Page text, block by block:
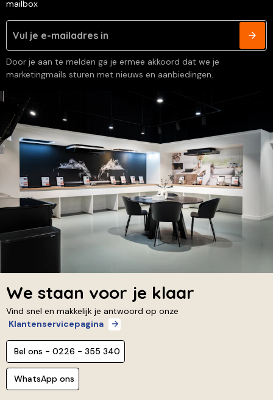
mailbox
Door je aan te melden ga je ermee akkoord dat we je
marketingmails sturen met nieuws en aanbiedingen.
We staan voor je klaar
Vind snel en makkelijk je antwoord op onze
Klantenservicepagina
Bel ons - 0226 - 355 340
WhatsApp ons